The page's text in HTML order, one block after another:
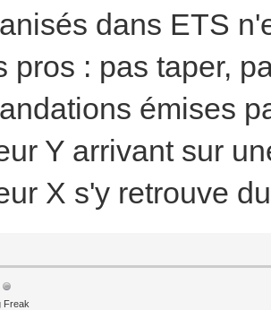
dans ETS
pros : pas taper,
émises
Y arrivant sur
X s'y retrouve
Freak